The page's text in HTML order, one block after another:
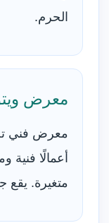
الحرم.
معرض
معرض فني
أعمالًا
متغيرة. يقع